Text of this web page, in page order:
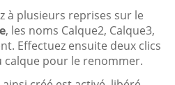
à plusieurs reprises sur le
, les noms Calque2, Calque3,
Effectuez ensuite deux clics
calque pour le renommer.